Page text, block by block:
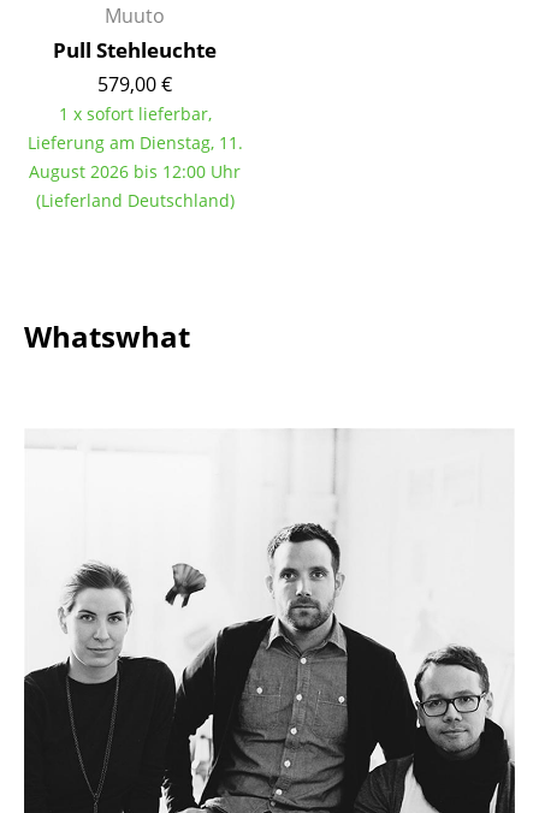
Bürosessel
Einzelteile
... alle Sitzmöbel
Tische
Konferenztische
Gartentische
Servierwagen
Einzelteile
... alle Tische
Aufbewahren
Muuto
Pull Stehleuchte
579,00 €
1 x sofort lieferbar,
Lieferung am Dienstag, 11.
August 2026 bis 12:00 Uhr
(Lieferland Deutschland)
Whatswhat